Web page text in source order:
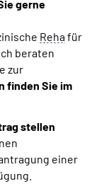
gerne
Rehafür
beraten
zur
finden Sie im
stellen
einer